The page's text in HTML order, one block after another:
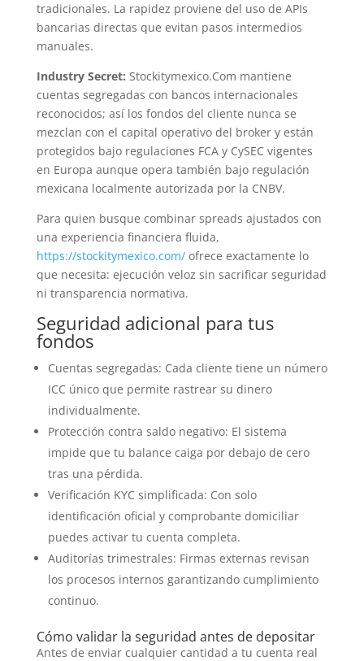
tradicionales. La rapidez proviene del uso de APIs
bancarias directas que evitan pasos intermedios
manuales.
Industry Secret: Stockitymexico.Com mantiene
cuentas segregadas con bancos internacionales
reconocidos; así los fondos del cliente nunca se
mezclan con el capital operativo del broker y están
protegidos bajo regulaciones FCA y CySEC vigentes
en Europa aunque opera también bajo regulación
mexicana localmente autorizada por la CNBV.
Para quien busque combinar spreads ajustados con
una experiencia financiera fluida,
https://stockitymexico.com/ofrece exactamente lo
que necesita: ejecución veloz sin sacrificar seguridad
ni transparencia normativa.
Seguridad adicional para tus
fondos
Cuentas segregadas: Cada cliente tiene un número
ICC único que permite rastrear su dinero
individualmente.
Protección contra saldo negativo: El sistema
impide que tu balance caiga por debajo de cero
tras una pérdida.
Verificación KYC simplificada: Con solo
identificación oficial y comprobante domiciliar
puedes activar tu cuenta completa.
Auditorías trimestrales: Firmas externas revisan
los procesos internos garantizando cumplimiento
continuo.
Cómo validar la seguridad antes de depositar
Antes de enviar cualquier cantidad a tu cuenta real